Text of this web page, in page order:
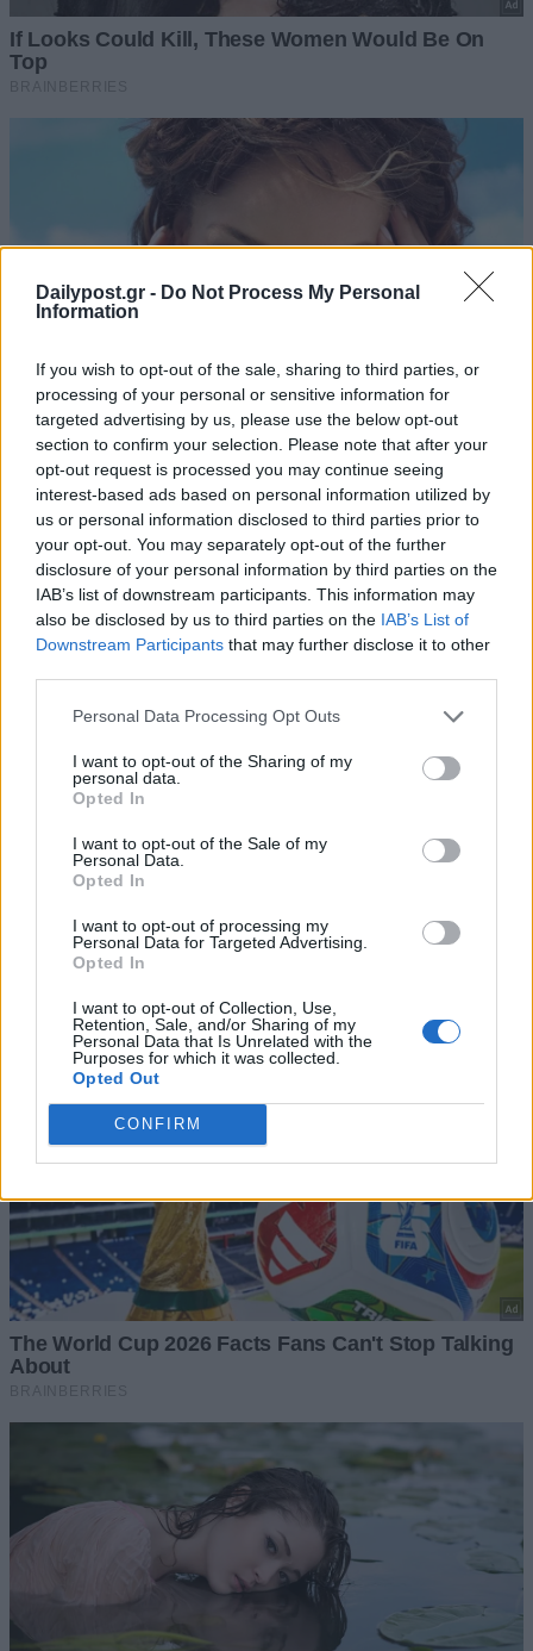
Dailypost.gr - Do Not Process My Personal
Information
If you wish to opt-out of the sale, sharing to third parties, or
processing of your personal or sensitive information for
targeted advertising by us, please use the below opt-out
section to confirm your selection. Please note that after your
opt-out request is processed you may continue seeing
interest-based ads based on personal information utilized by
us or personal information disclosed to third parties prior to
your opt-out. You may separately opt-out of the further
disclosure of your personal information by third parties on the
IAB’s list of downstream participants. This information may
also be disclosed by us to third parties on the IAB’s List of
Downstream Participants that may further disclose it to other
Personal Data Processing Opt Outs
I want to opt-out of the Sharing of my
personal data.
Opted In
I want to opt-out of the Sale of my
Personal Data.
Opted In
I want to opt-out of processing my
Personal Data for Targeted Advertising.
Opted In
I want to opt-out of Collection, Use,
Retention, Sale, and/or Sharing of my
Personal Data that Is Unrelated with the
Purposes for which it was collected.
Opted Out
CONFIRM